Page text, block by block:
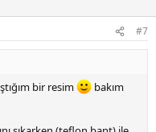
#7
bir resim
bakım